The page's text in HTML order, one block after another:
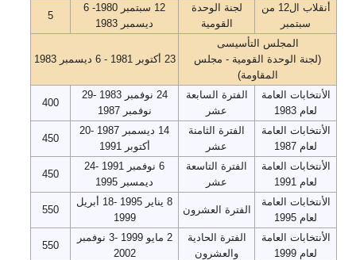
أنقلاب ال12 من
سبتمبر
لجنة الوحدة
القومية
12 سبتمبر 1980- 6
ديسمبر 1983
5
المجلس التأسيسى
(لجنة الوحدة القومية - مجلس
المقاومة)
23 أكتوبر 1981 - 6 ديسمبر 1983
الأنتخابات العامة
لعام 1983
الفترة السابعة
عشر
24 نوفمبر 1983 -29
نوفمبر 1987
400
الأنتخابات العامة
لعام 1987
الفترة الثامنة
عشر
14 ديسمبر 1987 -20
أكتوبر 1991
450
الأنتخابات العامة
لعام 1991
الفترة التاسعة
عشر
6 نوفمبر 1991 -24
ديمسبر 1995
450
الأنتخابات العامة
لعام 1995
الفترة العشرون
8 يناير 1995 -18 أبريل
1999
550
الأنتخابات العامة
لعام 1999
الفترة الحادية
والعشرون
2 مايو 1999 -3 نوفمبر
2002
550